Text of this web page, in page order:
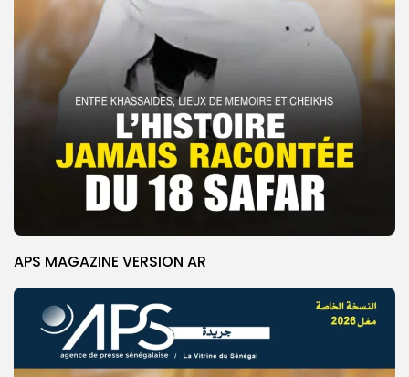
APS MAGAZINE VERSION AR